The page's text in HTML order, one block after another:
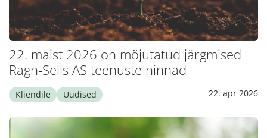
22. maist 2026 on mõjutatud järgmised
Ragn-Sells AS teenuste hinnad
Kliendile Uudised 22. apr 2026